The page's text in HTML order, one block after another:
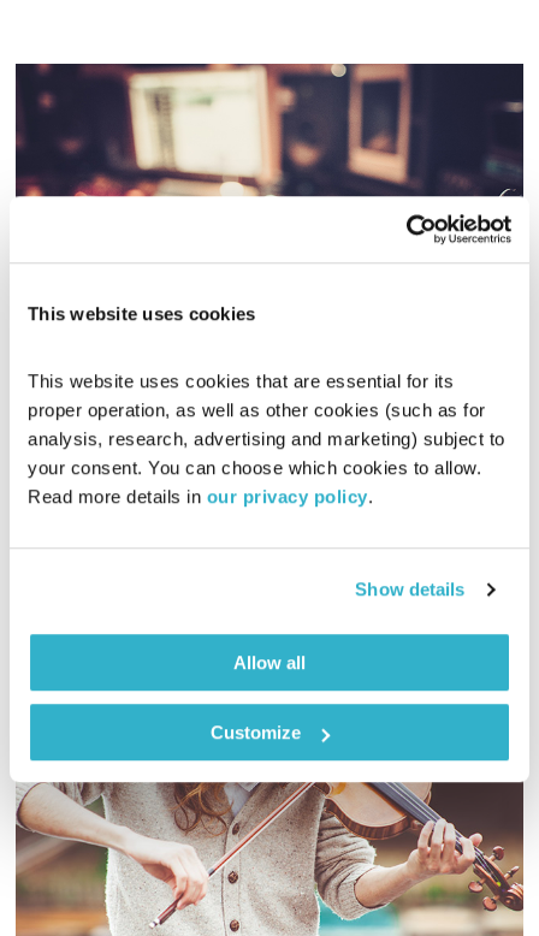
This website uses cookies
This website uses cookies that are essential for its
proper operation, as well as other cookies (such as for
analysis, research, advertising and marketing) subject to
your consent. You can choose which cookies to allow.
Read more details in our privacy policy.
Show details
Allow all
Customize
הדיבור של אליוט
אליוט
26.10.20
02:00:00
אליוט עורכת ומגישה שעתיים של מיטב המוזיקה המקומית החדשה
אודיו